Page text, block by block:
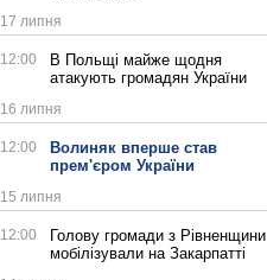
17 липня
12:00
В Польщі майже щодня
атакують громадян України
16 липня
12:00
Волиняк вперше став
прем'єром України
15 липня
12:00
Голову громади з Рівненщини
мобілізували на Закарпатті